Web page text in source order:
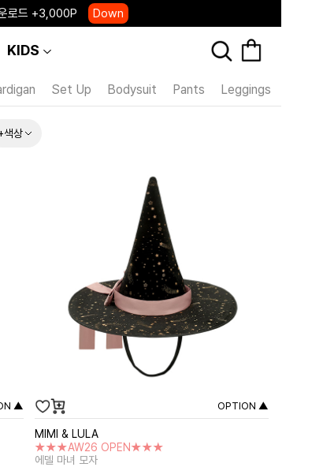
운로드 +3,000P Down
KIDS
Set Up Bodysuit Pants Leggings
색상
▲ OPTION ▲
MIMI & LULA
★★★AW26 OPEN★★★
에델 마녀 모자